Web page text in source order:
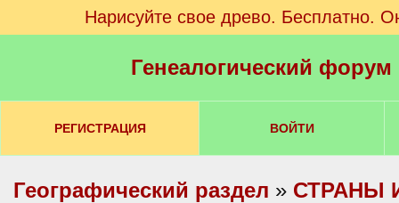
Нарисуйте свое древо. Бесплатно.
Генеалогический
РЕГИСТРАЦИЯ ВОЙТИ
Географический раздел » СТРАНЫ